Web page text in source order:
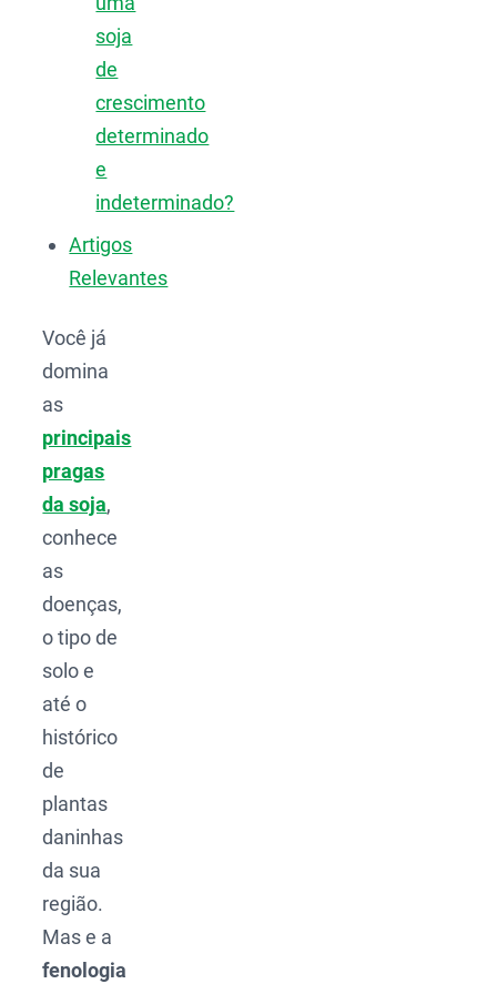
soja
de
crescimento
determinado
e
indeterminado?
Artigos
Relevantes
Você já
domina
as
principais
pragas
da soja,
conhece
as
doenças,
o tipo de
solo e
até o
histórico
de
plantas
daninhas
da sua
região.
Mas e a
fenologia